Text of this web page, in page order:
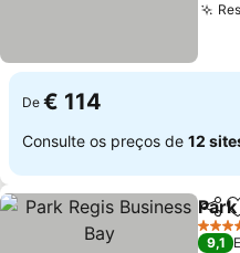
De € 114
Consulte os preços de 12
4
9,1